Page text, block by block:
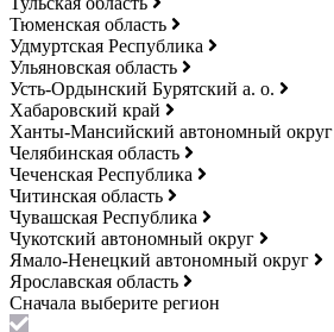
Тюменская область
Удмуртская Республика
Ульяновская область
Усть-Ордынский Бурятский а. о.
Хабаровский край
Ханты-Мансийский автономный округ
Челябинская область
Чеченская Республика
Читинская область
Чувашская Республика
Чукотский автономный округ
Ямало-Ненецкий автономный округ
Ярославская область